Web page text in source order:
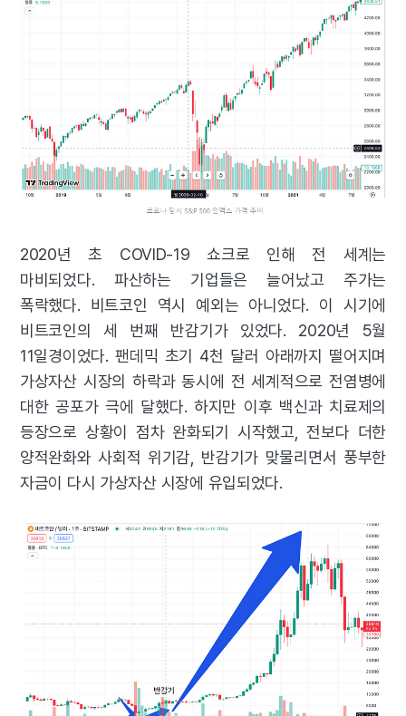
2020년 초 COVID-19 쇼크로 인해 전 세계는
마비되었다. 파산하는 기업들은 늘어났고 주가는
폭락했다. 비트코인 역시 예외는 아니었다. 이 시기에
비트코인의 세 번째 반감기가 있었다. 2020년 5월
11일경이었다. 팬데믹 초기 4천 달러 아래까지 떨어지며
가상자산 시장의 하락과 동시에 전 세계적으로 전염병에
대한 공포가 극에 달했다. 하지만 이후 백신과 치료제의
등장으로 상황이 점차 완화되기 시작했고, 전보다 더한
양적완화와 사회적 위기감, 반감기가 맞물리면서 풍부한
자금이 다시 가상자산 시장에 유입되었다.